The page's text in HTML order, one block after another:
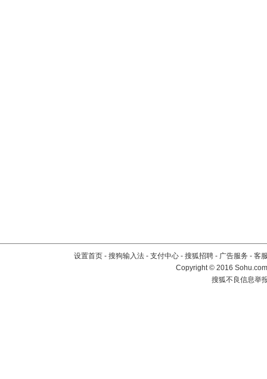
设置首页 - 搜狗输入法 - 支付中心 - 搜狐招聘 - 广告服务 - 客
Copyright©2016
搜狐不良信息举